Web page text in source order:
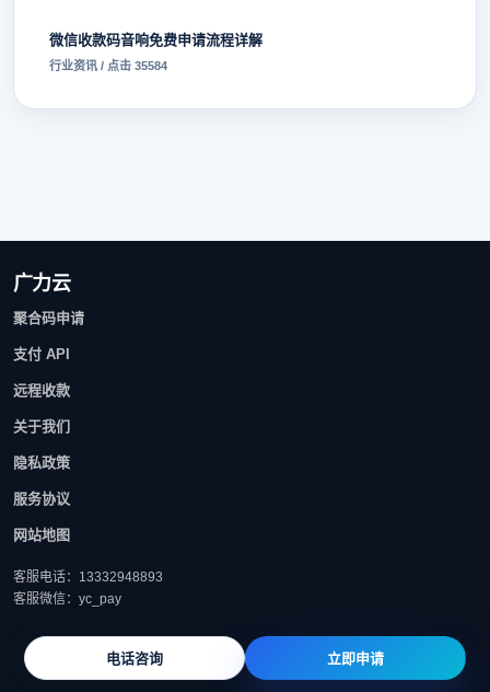
微信收款码音响免费申请流程详解
行业资讯 / 点击 35584
广力云
聚合码申请
支付 API
远程收款
关于我们
隐私政策
服务协议
网站地图
客服电话：13332948893
客服微信：yc_pay
电话咨询 立即申请